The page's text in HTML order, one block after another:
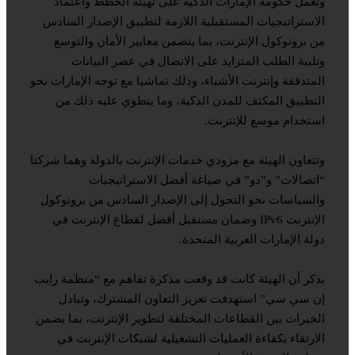
الاستراتيجيات المستقبلية اللازمة لتطبيق الإصدار السادس
من بروتوكول الإنترنت، بما يتضمن معايير الأمان والتوسع
وتلبية الطلب المتزايد على الاتصال في عصر البيانات
المتدفقة وإنترنت الأشياء، وذلك تماشيا مع توجه الإمارات نحو
التطبيق المكثف للمدن الذكية، وما ينطوي عليه ذلك من
استخدام موسع للإنترنت.
وتتعاون الهيئة مع مزودي خدمات الإنترنت بالدولة وهما شركتا
“اتصالات” و”دو” في صياغة أفضل الاستراتيجيات
والسياسات نحو التحول إلى الإصدار السادس من بروتوكول
الإنترنت IPv6 وضمان مستقبل أفضل لقطاع الإنترنت في
دولة الإمارات العربية المتحدة.
يذكر أن الهيئة كانت قد وقعت مذكرة تفاهم مع “منظمة رايب
إن سي سي” استهدفت تعزيز التعاون المشترك، وتبادل
الخبرات بين القطاعات المختلفة لتطوير الإنترنت، بما يضمن
الارتقاء بكفاءة العمليات التشغيلية لشبكات الإنترنت في